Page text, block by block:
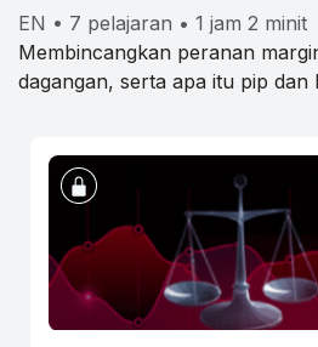
EN • 7 pelajaran • 1 jam 2 minit
Membincangkan peranan
dagangan, serta apa itu pip dan